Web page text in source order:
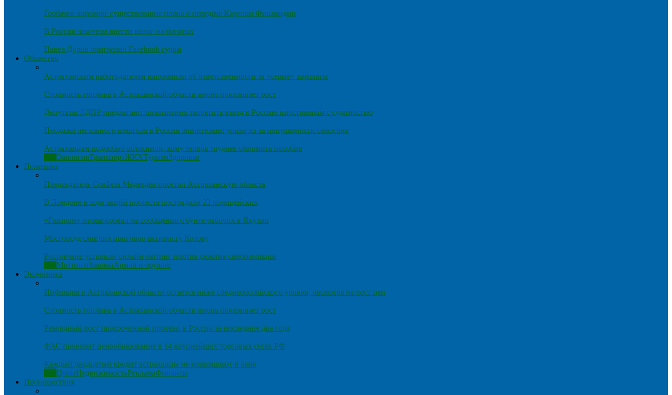
Горбачев опроверг существование плана о передаче Карелии Финляндии
В России захотели ввести налог на богатых
Павел Дуров пригрозил Facebook судом
Общество
Астраханским работодателям напомнили об ответственности за «серые» зарплаты
Стоимость топлива в Астраханской области вновь показывает рост
Депутаты ЛДПР предлагают пожизненно запретить въезд в Россию иностранцам с судимостью
Продажи легального алкоголя в России значительно упали из-за популярности самогона
Астраханцам подробно объяснили, кому теперь труднее оформить пособие
ЭкологияТранспортЖКХТуризмЗдоровье
Политика
Председатель СовБеза Медведев посетил Астраханскую область
В Лондоне в ходе акций протеста пострадали 23 полицейских
«Газпром» отреагировал на сообщения о бунте рабочих в Якутии
Мосгорсуд смягчил приговор активисту Котову
Ростовчане устроили онлайн-митинг против режима самоизоляции
МитингиЗаконыАрмия и оружие
Экономика
Инфляция в Астраханской области остается ниже среднероссийского уровня, несмотря на рост цен
Стоимость топлива в Астраханской области вновь показывает рост
Рекордный рост просроченной ипотеки в России за последние два года
ФАС проверит ценообразование в 14 крупнейших торговых сетях РФ
Каждый двадцатый кредит астраханцы не возвращают в банк
ЦеныНедвижимостьРекламаФинансы
Происшествия